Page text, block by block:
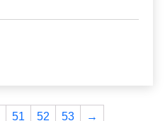
51 52 53 →